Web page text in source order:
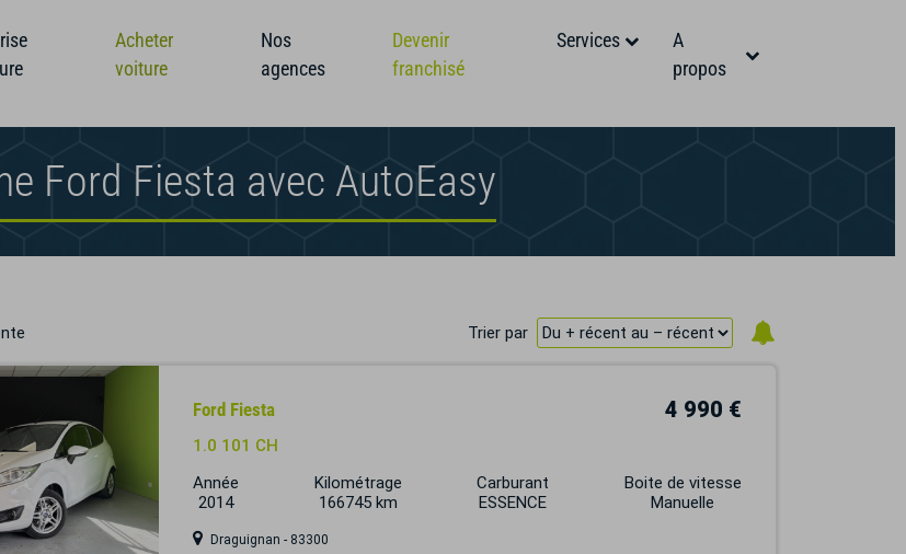
Acheter
voiture
Nos
agences
Devenir
franchisé
Services
A
propos
Ford Fiesta avec AutoEasy
Trier par
Ford Fiesta 4 990 €
1.0 101 CH
Année
2014
Kilométrage
166745 km
Carburant
ESSENCE
Boite de vitesse
Manuelle
Draguignan - 83300